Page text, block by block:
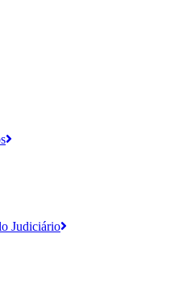
Judiciário